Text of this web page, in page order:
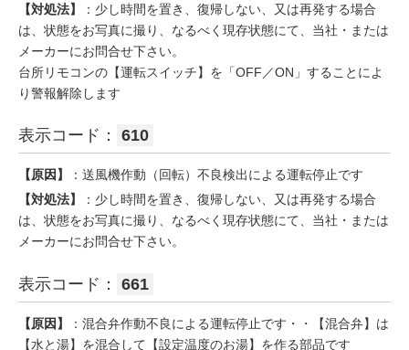
【対処法】
：少し時間を置き、復帰しない、又は再発する場合
は、状態をお写真に撮り、なるべく現存状態にて、当社・または
メーカーにお問合せ下さい。
台所リモコンの【運転スイッチ】を「OFF／ON」することによ
り警報解除します
表示コード： 610
【原因】
：送風機作動（回転）不良検出による運転停止です
【対処法】
：少し時間を置き、復帰しない、又は再発する場合
は、状態をお写真に撮り、なるべく現存状態にて、当社・または
メーカーにお問合せ下さい。
表示コード： 661
【原因】
：混合弁作動不良による運転停止です・・【混合弁】は
【水と湯】を混合して【設定温度のお湯】を作る部品です